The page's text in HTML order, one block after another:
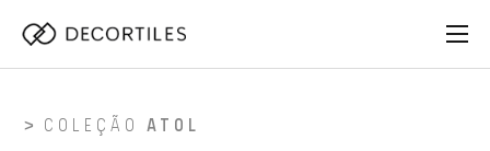
COLEÇÃO ATOL